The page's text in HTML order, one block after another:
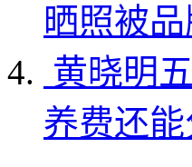
晒照被
黄晓明
养费还